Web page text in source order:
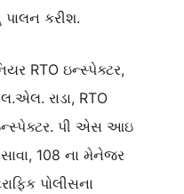
પાલન કરીશ.
RTO ઇન્સ્પેક્ટર,
રાડા, RTO
પી એસ આઇ
108 ના મેનેજર
પોલીસના